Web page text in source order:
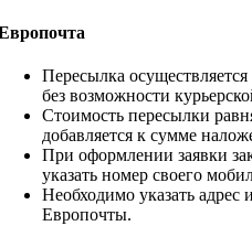
Пересылка
без возможности
Стоимость пересылки
добавляется к сумме
При оформлении заявки
указать номер своего
Необходимо указать
Европочты.